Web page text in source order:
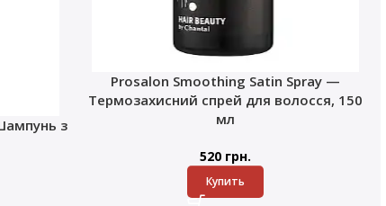
з
Prosalon Smoothing Satin Spray —
Термозахисний спрей для волосся, 150
мл
520 грн.
Купить